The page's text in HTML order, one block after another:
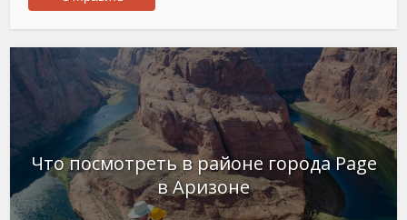
Что посмотреть в районе города Page
в Аризоне